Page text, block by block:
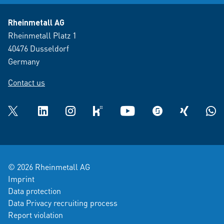
Rheinmetall AG
Rheinmetall Platz 1
40476 Dusseldorf
Germany
Contact us
Twitter LinkedInInstagramkununu YouTube glassdoorXING
© 2026 Rheinmetall AG
Imprint
Data protection
Data Privacy recruiting process
Report violation